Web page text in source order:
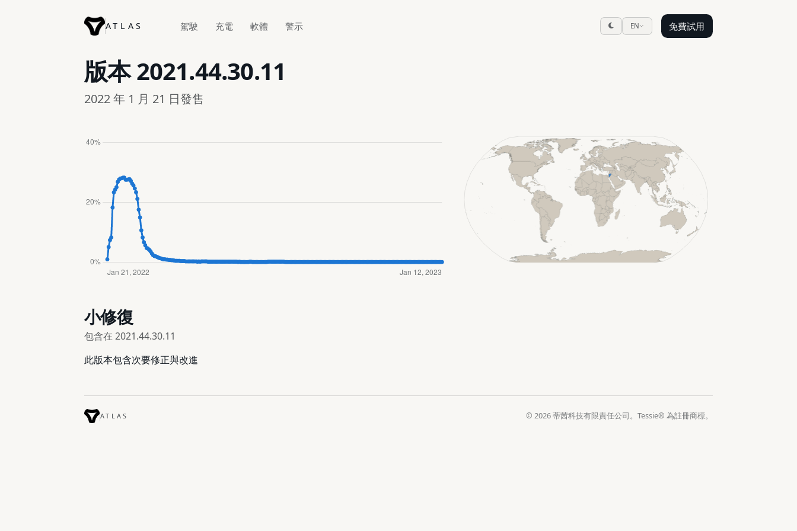
ATLAS 駕駛 充電 軟體 警示 EN 免費試用
版本2021.44.30.11
2022 年 1 月 21 日發售
小修復
包含在 2021.44.30.11
此版本包含次要修正與改進
ATLAS © 2026 蒂茜科技有限責任公司。Tessie® 為註冊商標。